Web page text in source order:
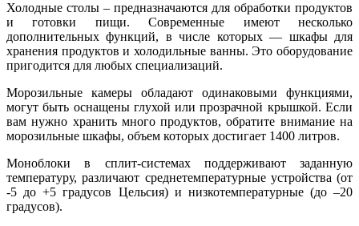
Холодные столы – предназначаются для обработки продуктов
и готовки пищи. Современные имеют несколько
дополнительных функций, в числе которых — шкафы для
хранения продуктов и холодильные ванны. Это оборудование
пригодится для любых специализаций.
Морозильные камеры обладают одинаковыми функциями,
могут быть оснащены глухой или прозрачной крышкой. Если
вам нужно хранить много продуктов, обратите внимание на
морозильные шкафы, объем которых достигает 1400 литров.
Моноблоки в сплит-системах поддерживают заданную
температуру, различают среднетемпературные устройства (от
-5 до +5 градусов Цельсия) и низкотемпературные (до –20
градусов).